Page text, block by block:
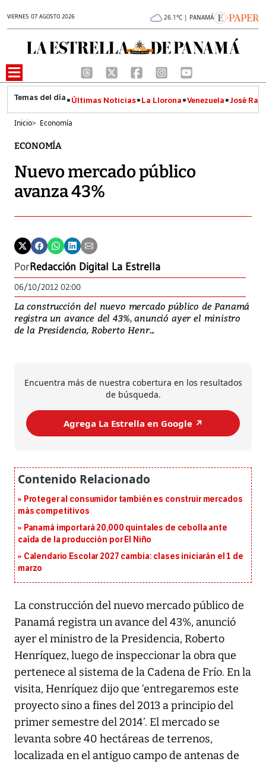
VIERNES 07 AGOSTO 2026 26.1°C | PANAMÁ
Últimas Noticias La Llorona Venezuela José
Inicio> Economía
ECONOMÍA
Nuevo mercado público
avanza 43%
PorRedacción Digital La Estrella
06/10/2012 02:00
La construcción del nuevo mercado público de Panamá
registra un avance del 43%, anunció ayer el ministro
de la Presidencia, Roberto Henr...
Encuentra más de nuestra cobertura en los resultados
de búsqueda.
Agrega La Estrella en Google ↗️
Proteger al consumidor también es construir mercados
más competitivos
Panamá importará 20,000 quintales de cebolla ante
caída de la producción por El Niño
Calendario Escolar 2027 cambia: clases iniciarán el 1 de
marzo
La construcción del nuevo mercado público de
Panamá registra un avance del 43%, anunció
ayer el ministro de la Presidencia, Roberto
Henríquez, luego de inspeccionar la obra que
pertenece al sistema de la Cadena de Frío. En la
visita, Henríquez dijo que ‘entregaremos este
proyecto sino a fines del 2013 a principio del
primer semestre del 2014’. El mercado se
levanta sobre 40 hectáreas de terrenos,
localizada en el antiguo campo de antenas de